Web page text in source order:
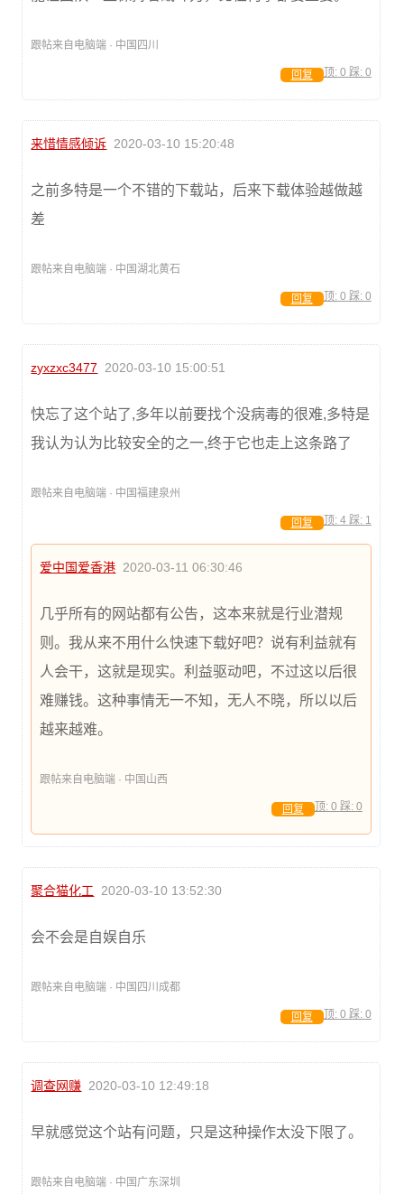
跟帖来自电脑端 · 中国四川
顶: 0 踩: 0
回复
来惜情感倾诉 2020-03-10 15:20:48
之前多特是一个不错的下载站，后来下载体验越做越
差
跟帖来自电脑端 · 中国湖北黄石
顶: 0 踩: 0
回复
zyxzxc3477 2020-03-10 15:00:51
快忘了这个站了,多年以前要找个没病毒的很难,多特是
我认为认为比较安全的之一,终于它也走上这条路了
跟帖来自电脑端 · 中国福建泉州
顶: 4 踩: 1
回复
爱中国爱香港 2020-03-11 06:30:46
几乎所有的网站都有公告，这本来就是行业潜规
则。我从来不用什么快速下载好吧？说有利益就有
人会干，这就是现实。利益驱动吧，不过这以后很
难赚钱。这种事情无一不知，无人不晓，所以以后
越来越难。
跟帖来自电脑端 · 中国山西
顶: 0 踩: 0
回复
聚合猫化工 2020-03-10 13:52:30
会不会是自娱自乐
跟帖来自电脑端 · 中国四川成都
顶: 0 踩: 0
回复
调查网赚 2020-03-10 12:49:18
早就感觉这个站有问题，只是这种操作太没下限了。
跟帖来自电脑端 · 中国广东深圳